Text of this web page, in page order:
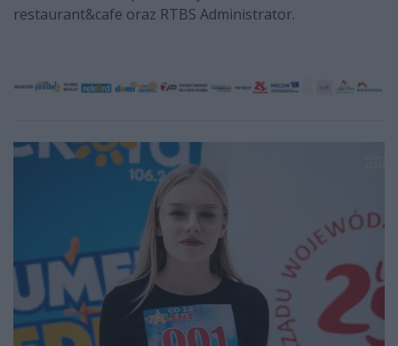
restaurant&cafe oraz RTBS Administrator.